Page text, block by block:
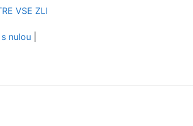
VSE ZLI
s nulou